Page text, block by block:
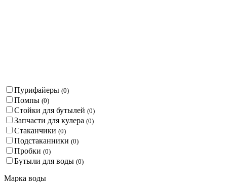
Пурифайеры (0)
Помпы (0)
Стойки для бутылей (0)
Запчасти для кулера (0)
Стаканчики (0)
Подстаканники (0)
Пробки (0)
Бутыли для воды (0)
Марка воды